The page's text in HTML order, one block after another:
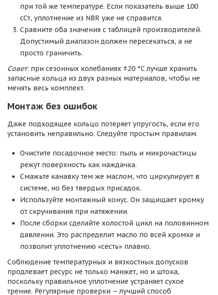
при той же температуре. Если показатель выше 100
сСт, уплотнение из NBR уже не справится.
Сравните оба значения с таблицей производителей.
Допустимый диапазон должен пересекаться, а не
просто граничить.
Совет: при сезонных колебаниях ±20 °C лучше хранить
запасные кольца из двух разных материалов, чтобы не
менять весь комплект.
Монтаж без ошибок
Даже подходящее кольцо потеряет упругость, если его
установить неправильно. Следуйте простым правилам.
Очистите посадочное место: пыль и микрочастицы
режут поверхность как наждачка.
Смажьте канавку тем же маслом, что циркулирует в
системе, но без твердых присадок.
Используйте монтажный конус. Он защищает кромку
от скручивания при натяжении.
После сборки сделайте холостой цикл на половинном
давлении. Это распределит масло по всей кромке и
позволит уплотнению «сесть» плавно.
Соблюдение температурных и вязкостных допусков
продлевает ресурс не только манжет, но и штока,
поскольку правильное уплотнение устраняет сухое
трение. Регулярные проверки – лучший способ